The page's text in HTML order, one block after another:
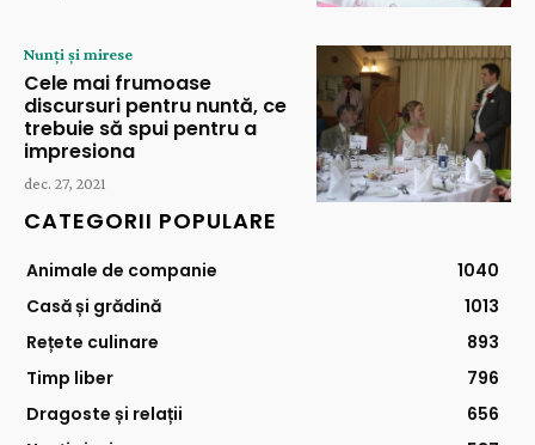
Nunți și mirese
Cele mai frumoase
discursuri pentru nuntă, ce
trebuie să spui pentru a
impresiona
dec. 27, 2021
CATEGORII POPULARE
Animale de companie
1040
Casă și grădină
1013
Rețete culinare
893
Timp liber
796
Dragoste și relații
656